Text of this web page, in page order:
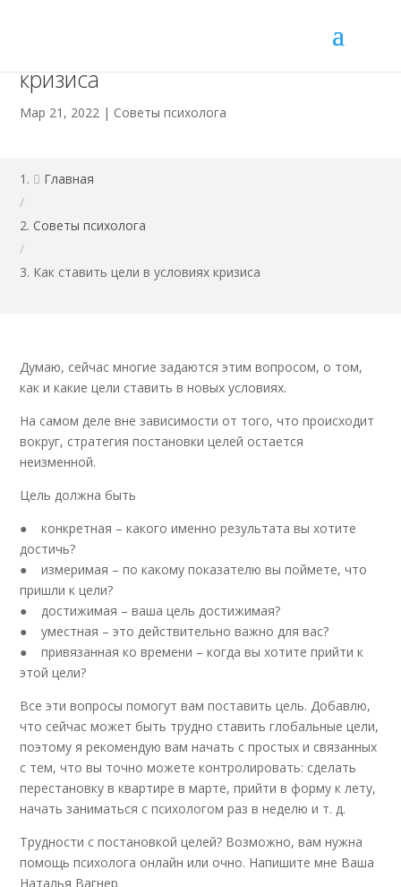
кризиса
Мар 21, 2022 | Советы психолога
 Главная
/
Советы психолога
/
Как ставить цели в условиях кризиса
Думаю, сейчас многие задаются этим вопросом, о том,
как и какие цели ставить в новых условиях.
На самом деле вне зависимости от того, что происходит
вокруг, стратегия постановки целей остается
неизменной.
Цель должна быть
● конкретная – какого именно результата вы хотите
достичь?
● измеримая – по какому показателю вы поймете, что
пришли к цели?
● достижимая – ваша цель достижимая?
● уместная – это действительно важно для вас?
● привязанная ко времени – когда вы хотите прийти к
этой цели?
Все эти вопросы помогут вам поставить цель. Добавлю,
что сейчас может быть трудно ставить глобальные цели,
поэтому я рекомендую вам начать с простых и связанных
с тем, что вы точно можете контролировать: сделать
перестановку в квартире в марте, прийти в форму к лету,
начать заниматься с психологом раз в неделю и т. д.
Трудности с постановкой целей? Возможно, вам нужна
помощь психолога онлайн или очно. Напишите мне Ваша
Наталья Вагнер